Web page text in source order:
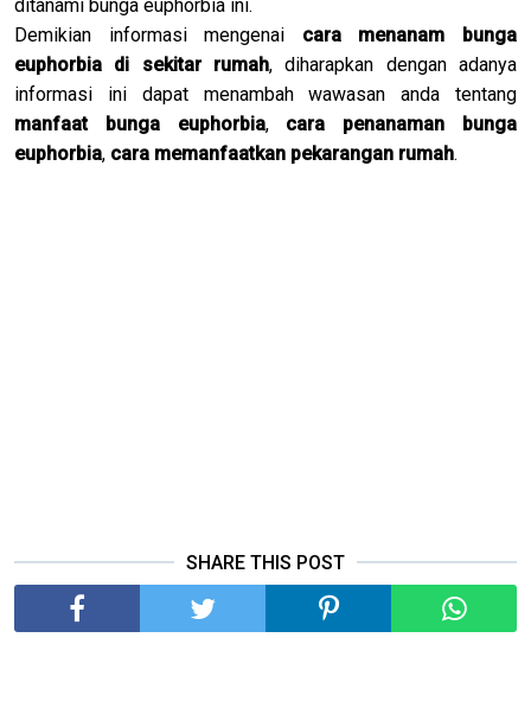
ditanami bunga euphorbia ini.
Demikian informasi mengenai cara menanam bunga
euphorbia di sekitar rumah, diharapkan dengan adanya
informasi ini dapat menambah wawasan anda tentang
manfaat bunga euphorbia, cara penanaman bunga
euphorbia, cara memanfaatkan pekarangan rumah.
SHARE THIS POST